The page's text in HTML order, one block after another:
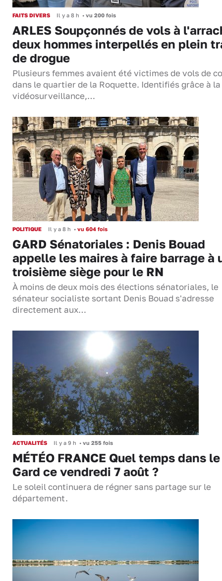
FAITS DIVERS Il y a 8 h • vu 200 fois
ARLES Soupçonnés de vols à
deux hommes interpellés en plein
de drogue
Plusieurs femmes avaient été victimes de vols de
dans le quartier de la Roquette. Identifiés grâce à la
vidéosurveillance,…
POLITIQUE Il y a 8 h • vu 604 fois
GARD Sénatoriales : Denis Bouad
appelle les maires à faire barrage à
troisième siège pour le RN
À moins de deux mois des élections sénatoriales, le
sénateur socialiste sortant Denis Bouad s'adresse
directement aux…
ACTUALITÉS Il y a 9 h • vu 255 fois
MÉTÉO FRANCE Quel temps dans le
Gard ce vendredi 7 août ?
Le soleil continuera de régner sans partage sur le
département.